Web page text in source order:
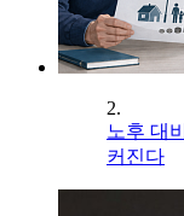
2.
노후 대
커진다